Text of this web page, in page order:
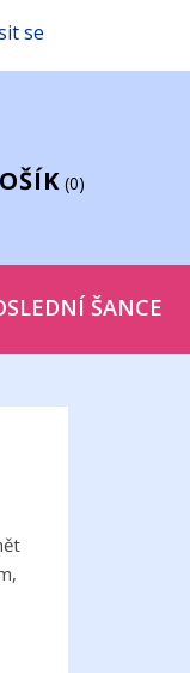
se
0
ŠANCE